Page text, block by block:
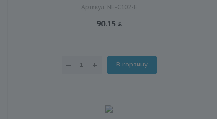
Артикул: NE-С102-Е
90.15
В корзину